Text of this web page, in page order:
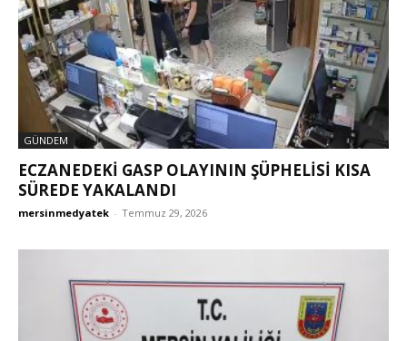
GÜNDEM
ECZANEDEKİ GASP OLAYININ ŞÜPHELİSİ KISA
SÜREDE YAKALANDI
mersinmedyatek - Temmuz 29, 2026